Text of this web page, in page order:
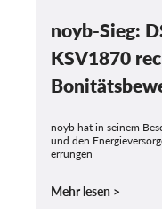
noyb-Sieg:
KSV1870
noyb hat in seinem
und den
errungen
Mehr lesen